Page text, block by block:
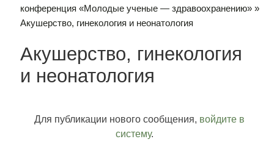
конференция «Молодые ученые — здравоохранению» »
Акушерство, гинекология и неонатология
Акушерство, гинекология
и неонатология
Для публикации нового сообщения, войдите в
систему.